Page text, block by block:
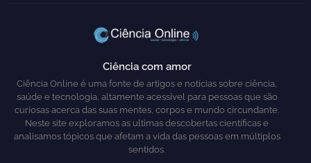
Ciência com amor
Ciência Online é uma fonte de artigos e notícias sobre ciência,
saúde e tecnologia, altamente acessível para pessoas que são
curiosas acerca das suas mentes, corpos e mundo circundante.
Neste site exploramos as ultimas descobertas científicas e
analisamos tópicos que afetam a vida das pessoas em múltiplos
sentidos.